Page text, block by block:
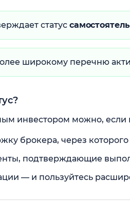
статус
широкому перечню
инвестором можно,
брокера, через которого
подтверждающие
— и пользуйтесь